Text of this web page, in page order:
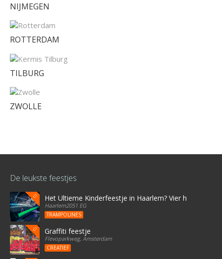
NIJMEGEN
ROTTERDAM
TILBURG
ZWOLLE
De leukste feestjes
Het Ultieme Kinderfeestje in Haarlem? Vier het bij
Haarlem2051 EG
TRAMPOLINES
Graffiti feestje
Flevoparkweg, Amsterdam
CREATIEF